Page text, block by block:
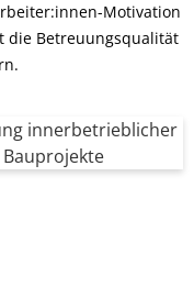
Motivation
die Betreuungsqualität